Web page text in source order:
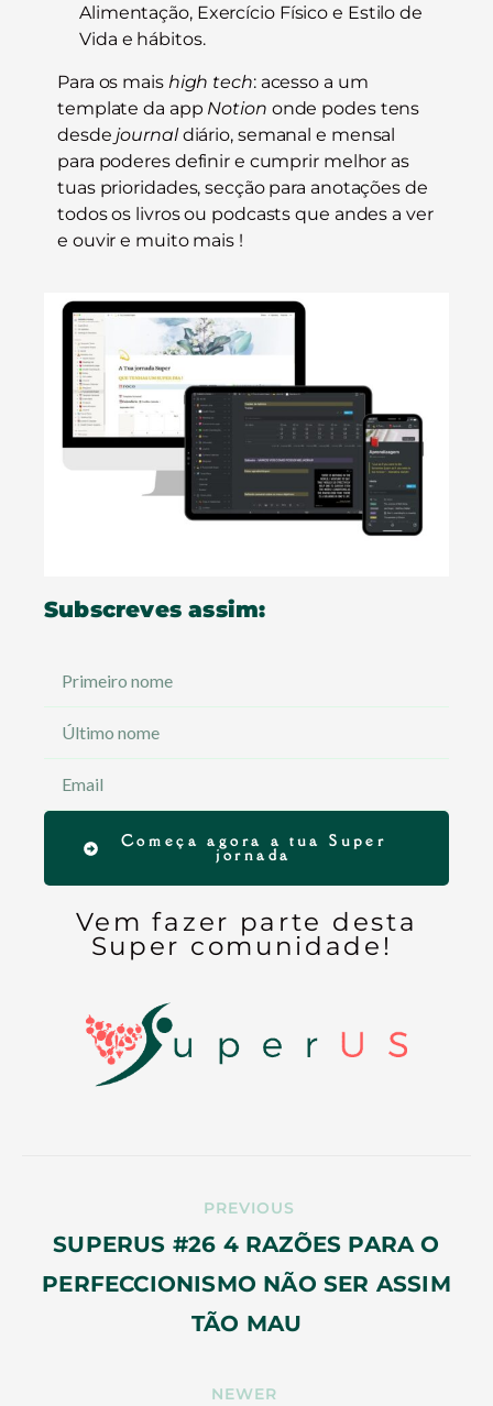
Alimentação,Exercício Físico e Estilo de
Vida e hábitos.
Para os mais high tech: acesso a um
template da app Notion onde podes tens
desde journaldiário, semanal e mensal
para poderes definir e cumprir melhor as
tuas prioridades, secção para anotações de
todos os livros ou podcasts que andes a ver
e ouvir e muito mais !
Subscreves assim:
Começa agora a tua Super
jornada
Vem fazer parte desta
Super comunidade!
PREVIOUS
SUPERUS #26 4 RAZÕES PARA O
PERFECCIONISMO NÃO SER ASSIM
TÃO MAU
NEWER